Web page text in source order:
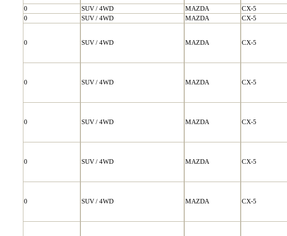
0 SUV / 4WD MAZDA CX-5
0
SUV / 4WD MAZDA CX-5
0 SUV / 4WD MAZDA CX-5
0 SUV / 4WD MAZDA CX-5
0 SUV / 4WD MAZDA CX-5
0 SUV / 4WD MAZDA CX-5
0 SUV / 4WD MAZDA CX-5